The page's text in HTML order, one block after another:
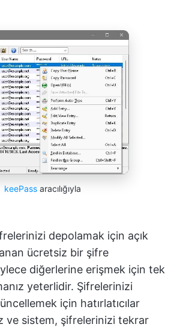
keePass aracılığıyla
depolamak için açık
ücretsiz bir şifre
diğerlerine erişmek için tek
yeterlidir. Şifrelerinizi
için hatırlatıcılar
ve sistem, şifrelerinizi tekrar